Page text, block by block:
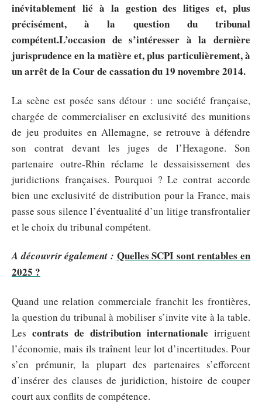
inévitablement lié à la gestion des litiges et, plus
précisément, à la question du tribunal
compétent.L’occasion de s’intéresser à la dernière
jurisprudence en la matière et, plus particulièrement, à
un arrêt de la Cour de cassation du 19 novembre 2014.
La scène est posée sans détour : une société française,
chargée de commercialiser en exclusivité des munitions
de jeu produites en Allemagne, se retrouve à défendre
son contrat devant les juges de l’Hexagone. Son
partenaire outre-Rhin réclame le dessaisissement des
juridictions françaises. Pourquoi ? Le contrat accorde
bien une exclusivité de distribution pour la France, mais
passe sous silence l’éventualité d’un litige transfrontalier
et le choix du tribunal compétent.
A découvrir également : Quelles SCPI sont rentables en
2025 ?
Quand une relation commerciale franchit les frontières,
la question du tribunal à mobiliser s’invite vite à la table.
Les contrats de distribution internationale irriguent
l’économie, mais ils traînent leur lot d’incertitudes. Pour
s’en prémunir, la plupart des partenaires s’efforcent
d’insérer des clauses de juridiction, histoire de couper
court aux conflits de compétence.